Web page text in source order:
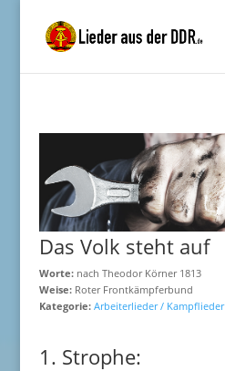
Das Volk steht auf
Worte:nach Theodor Körner 1813
Weise:Roter Frontkämpferbund
Kategorie: Arbeiterlieder / Kampflieder
1. Strophe: